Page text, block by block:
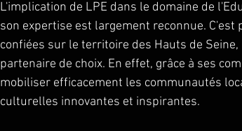
L'implication de LPE dans le domaine de
son expertise est largement reconnue.
confiées sur le territoire des Hauts de
partenaire de choix. En effet, grâce à ses
mobiliser efficacement les communautés
culturelles innovantes et inspirantes.